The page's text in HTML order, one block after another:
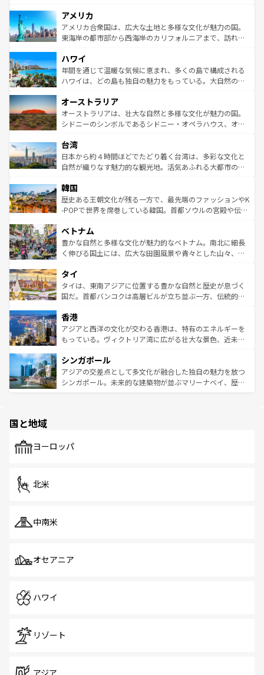
ンツ一覧を参照してほしい。
の建物がそのまま残る町や、スイスならではのユニークな
博物館もあり、アルプス観光だけでなく町歩きも満喫する
ことができる。国民の所得が高いため物価も高いが、旅行
ば市内交通費無料で観光を楽しむこともできる。 なお、新
着のスイス情報はコンテンツ一覧 を参照してほしい。
アメリカ
アメリカ合衆国は、広大な土地と多様な文化が魅力の国。
東海岸の都市部から西海岸のカリフォルニアまで、訪れる
のような巨大都市は、観光、ショッピング、エンターテイ
ンメントが詰まった刺激的なスポットだ。一方、アメリカ
西部には大自然が広がり、グランドキャニオンやイエロー
部のニューオーリンズでは、音楽と美食が融合した独特の
文化が魅力。旅行者はアメリカの各地域で異なる魅力を楽
しみながら、その多様性と豊かな歴史を感じることができ
ならではの贅沢な旅のスタイルだ。 なお、新着のアメリカ
情報はコンテンツ一覧を参照してほしい。
ハワイ
年間を通じて温暖な気候に恵まれ、多くの島で構成される
ハワイは、どの島も独自の魅力をもっている。大自然の神
ワイ島は見逃せない。また、定番の観光地といえばオアフ
島だが、静かな自然を求めるならマウイ島やカウアイ島が
おすすめ。エメラルドグリーンに輝く海をはじめ、豊かな
れるおもてなしの心で訪れる人々を迎えてくれるハワイの
人々、おいしいローカルフードやハワイアンミュージッ
ク、伝統的なフラダンスなど、すべてがハワイの魅力を彩
ワイを、存分に味わってほしい。 なお、新着のハワイ情報
はコンテンツ一覧を参照してほしい。
オーストラリア
オーストラリアは、壮大な自然と多様な文化が魅力の国。
シドニーのシンボルであるシドニー・オペラハウス、オー
リアリーフや大陸中央部にそびえるウルル（エアーズロッ
ク）、タスマニアの美しい原生林やケアンズの熱帯雨林な
ど、見どころがたくさん。また、カフェやワイン、オージ
いる。アクティビティも充実しており、サーフィンやダイ
ビング、ハイキングなど、アウトドア好きにはたまらな
い。オーストラリアの多彩な魅力を存分に味わいつくそ
参照してほしい。
台湾
日本から約４時間ほどでたどり着く台湾は、多彩な文化と
自然が織りなす魅力的な観光地。活気あふれる大都市の台
ン）、静ひつな山岳地帯である台湾東部など、都市の喧騒
と山間の静けさが共存しており、訪れる人に新しい発見と
驚きをもたらしてくれる。また、奥深い台湾の食文化も魅
容にもいいと評判のスイーツなど、バラエティ豊かな料理
が味わえる。 なお、新着の台湾情報は コンテンツ一覧を参
照してほしい。
韓国
歴史ある王朝文化が残る一方で、最先端のファッションやK
-POPで世界を席巻している韓国。首都ソウルの宮殿や伝統
き、地方に足を延ばせば四季折々の自然美を楽しむことが
できる。そして、キムチや焼肉、絶品のストリートフード
まで、さまざまな韓国料理が待っている。夜には、韓国な
リティに包まれながら、韓国の多彩な魅力を心ゆくまで味
わってみてほしい。 なお、新着の韓国情報はコンテンツ一
覧を参照してほしい。
ベトナム
豊かな自然と多様な文化が魅力的なベトナム。南北に細長
く伸びる国土には、広大な田園風景や青々とした山々、世
急速な発展と共に伝統が息づく。ハノイの古い町並みやホ
ーチミン市のフランス統治時代の建物も、独特の雰囲気を
醸し出している。また、バラエティの豊かさとおいしさで
とつ。フォーやバインミー、ベトナムコーヒーなどは、ぜ
ひ現地で味わいたい。どの地域を訪れてもあたたかい人々
が旅行者を迎えてくれるので、きっと忘れられない旅にな
参照してほしい。
タイ
タイは、東南アジアに位置する豊かな自然と歴史が息づく
国だ。首都バンコクは高層ビルが立ち並ぶ一方、伝統的な
の活気が交差している。北部ではチェンマイなどの山岳地
帯で自然と触れ合い、南部ではプーケットやクラビの美し
いビーチでリゾート気分を楽しむことができる。タイ料理
激する。気候は一年中温暖で、どの季節にも異なる楽しみ
が待っている。親しみやすいタイの人々、仏教を中心とし
た文化、そして多様な観光資源が、訪れる旅人を魅了し続
香港
アジアと西洋の文化が交わる香港は、特有のエネルギーを
もっている。ヴィクトリア湾に広がる壮大な景色、近未来
み、どこを訪れても感動するはず。観光スポットが密集し
ており、効率よく見どころを回れるのも魅力。息をのむよ
うな絶景から文化的な体験まで、香港を存分に楽しみ尽く
シンガポール
アジアの交差点として多文化が融合した独自の魅力を放つ
シンガポール。未来的な建築物が並ぶマリーナベイ、歴史
で、ホーカーズは地元の風情を楽しめる外せないスポット
国と地域
ヨーロッパ
北米
中南米
オセアニア
ハワイ
リゾート